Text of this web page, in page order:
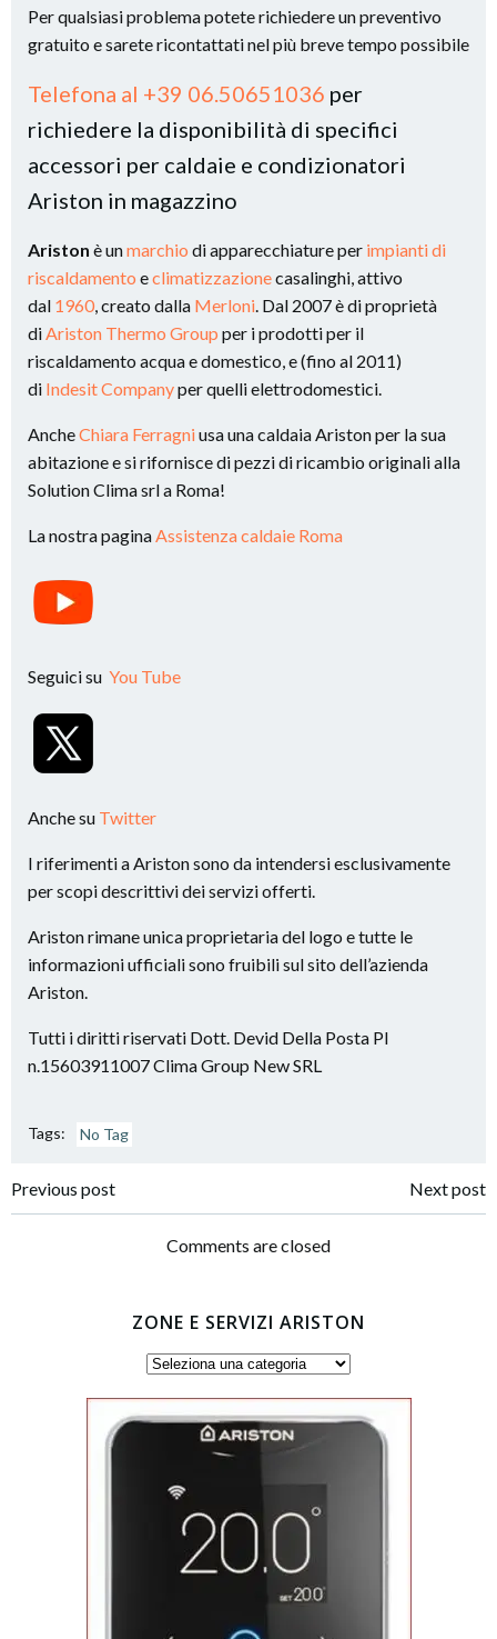
Per qualsiasi problema potete richiedere un preventivo
gratuito e sarete ricontattati nel più breve tempo possibile
Telefona al +39 06.50651036 per
richiedere la disponibilità di specifici
accessori per caldaie e condizionatori
Ariston in magazzino
Ariston è unmarchio di apparecchiature per impianti di
riscaldamento eclimatizzazionecasalinghi, attivo
dal 1960, creato dalla Merloni. Dal 2007 è di proprietà
diAriston Thermo Group per i prodotti per il
riscaldamento acqua e domestico, e (fino al 2011)
di Indesit Companyper quelli elettrodomestici.
AncheChiara Ferragniusa una caldaia Ariston per la sua
abitazione e si rifornisce di pezzi di ricambio originali alla
Solution Clima srl a Roma!
La nostra paginaAssistenza caldaie Roma
Seguici su You Tube
Anche su Twitter
I riferimenti a Ariston sono da intendersi esclusivamente
per scopi descrittivi dei servizi offerti.
Ariston rimane unica proprietaria del logo e tutte le
informazioni ufficiali sono fruibili sul sito dell’azienda
Ariston.
Tutti i diritti riservati Dott. Devid Della Posta PI
n.15603911007 Clima Group New SRL
Tags: No Tag
Post
navigation
Previous post
navigation
Next post
Comments are closed
ZONE E SERVIZI ARISTON
Zone
servizi
Ariston